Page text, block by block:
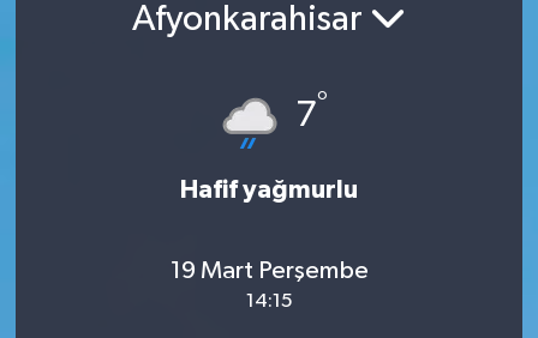
Afyonkarahisar
7°
Hafif yağmurlu
19 Mart Perşembe
14:15